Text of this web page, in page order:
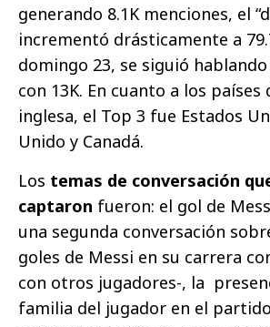
generando 8.1K menciones, el
incrementó drásticamente a
domingo 23, se siguió
con 13K. En cuanto a los países
inglesa, el Top 3 fue Estados
Unido y Canadá.
Los temas de conversación
captaron fueron: el gol de
una segunda conversación
goles de Messi en su carrera
con otros jugadores-, la
familia del jugador en el